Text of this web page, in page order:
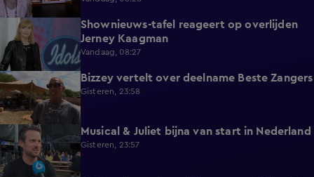
5:12
Shownieuws-tafel reageert op overlijden
Jerney Kaagman
Vandaag, 08:27
1:14 Bizzey vertelt over deelname Beste Zangers
Gisteren, 23:58
1:11 Musical & Juliet bijna van start in Nederland
Gisteren, 23:57